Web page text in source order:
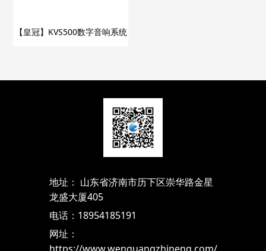
【皇冠】KVS500数字音响系统
地址： 山东省济南市历下区崇华路金星
龙盛大厦405
电话：18954185191
网址：